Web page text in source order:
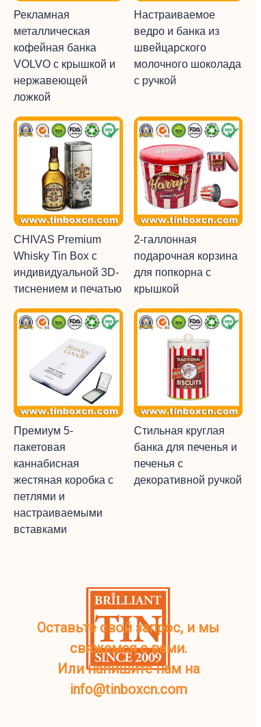
Рекламная
металлическая
кофейная банка
VOLVO с крышкой и
нержавеющей
ложкой
Настраиваемое
ведро и банка из
швейцарского
молочного шоколада
с ручкой
CHIVAS Premium
Whisky Tin Box с
индивидуальной 3D-
тиснением и печатью
2-галлонная
подарочная корзина
для попкорна с
крышкой
Премиум 5-
пакетовая
каннабисная
жестяная коробка с
петлями и
настраиваемыми
вставками
Стильная круглая
банка для печенья и
печенья с
декоративной ручкой
Оставьте свой запрос, и мы
свяжемся с вами.
Или напишите нам на
info@tinboxcn.com